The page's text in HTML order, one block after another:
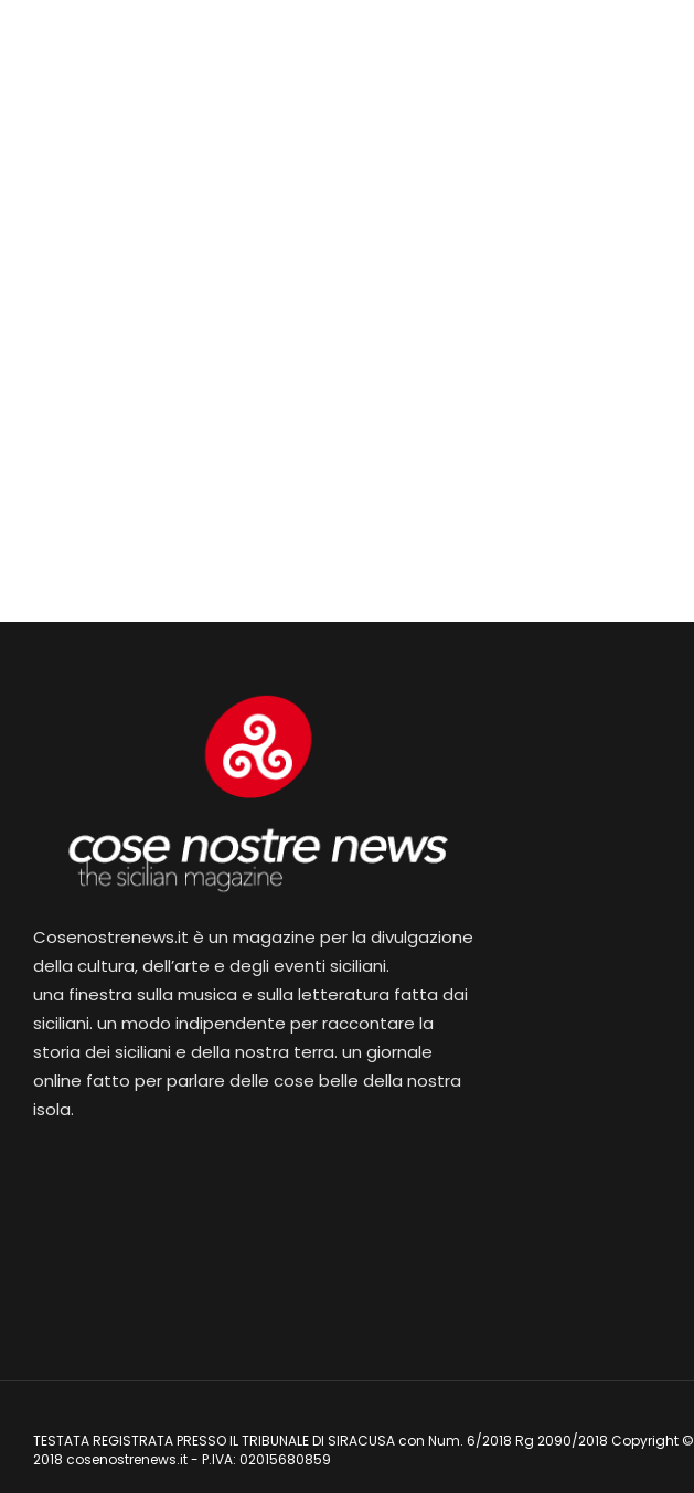
Cosenostrenews.it è un magazine per la divulgazione
della cultura, dell’arte e degli eventi siciliani.
una finestra sulla musica e sulla letteratura fatta dai
siciliani. un modo indipendente per raccontare la
storia dei siciliani e della nostra terra. un giornale
online fatto per parlare delle cose belle della nostra
isola.
TESTATA REGISTRATA PRESSO IL TRIBUNALE DI SIRACUSA con Num. 6/2018 Rg 2090/2018 Copyright ©
2018 cosenostrenews.it - P.IVA: 02015680859